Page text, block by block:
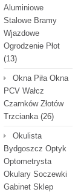
Aluminiowe
Stalowe Bramy
Wjazdowe
Ogrodzenie Płot
(13)
Okna Piła Okna
PCV Wałcz
Czarnków Złotów
Trzcianka(26)
Okulista
Bydgoszcz Optyk
Optometrysta
Okulary Soczewki
Gabinet Sklep